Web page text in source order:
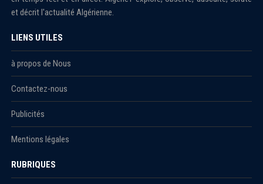
et décrit l'actualité Algérienne.
LIENS UTILES
à propos de Nous
Contactez-nous
Publicités
Mentions légales
RUBRIQUES